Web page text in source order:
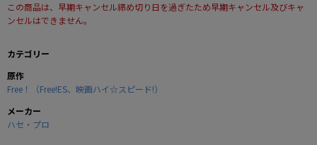
この商品は、早期キャンセル締め切り日を過ぎたため早期キャンセル及びキャ
ンセルはできません。
カテゴリー
原作
Free！（Free!ES、映画ハイ☆スピード!）
メーカー
ハセ・プロ